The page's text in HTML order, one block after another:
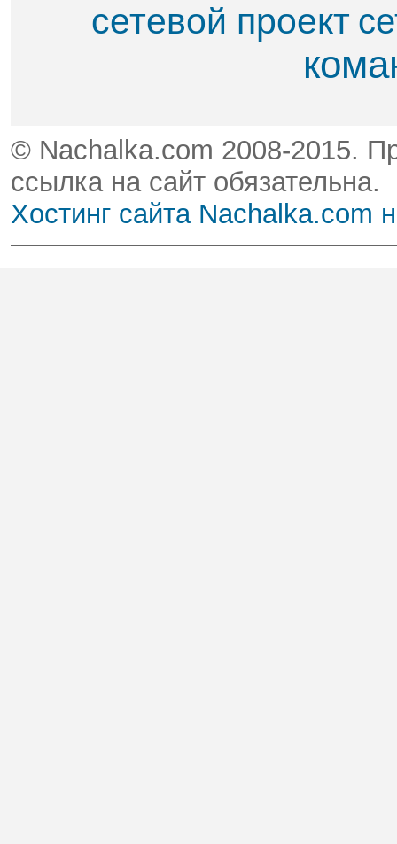
сетевой проект
© Nachalka.com 2008-2015.
ссылка на сайт обязательна.
Хостинг сайта Nachalka.com